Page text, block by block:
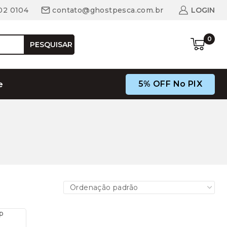
0104 contato@ghostpesca.com.br LOGIN
PESQUISAR
0
5% OFF No PIX